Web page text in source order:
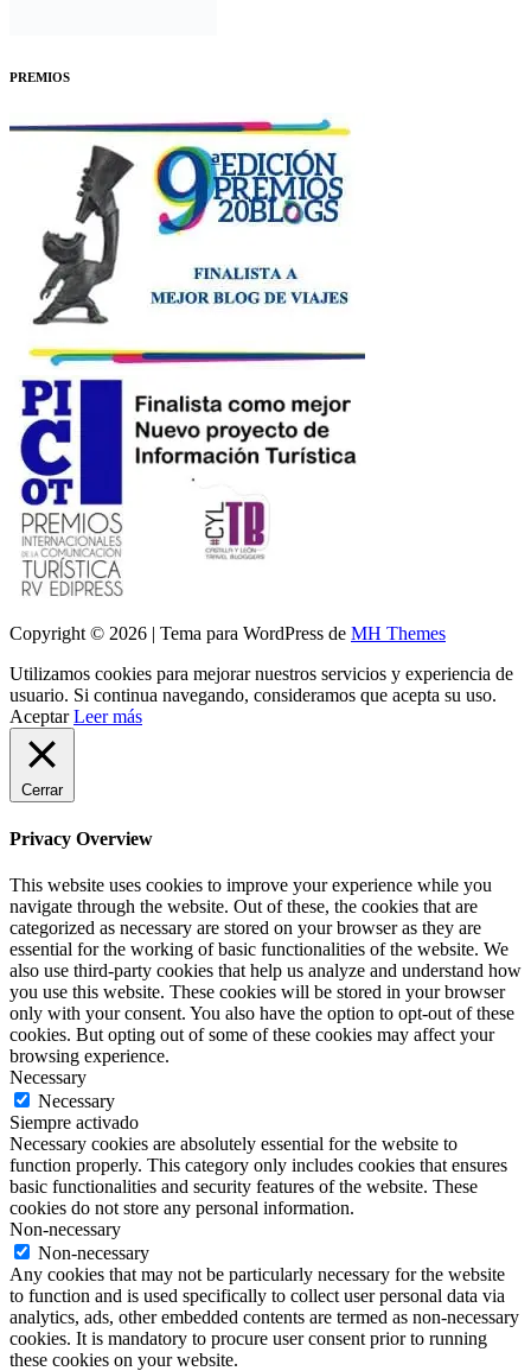
PREMIOS
Copyright © 2026 | Tema para WordPress de MH Themes
Utilizamos cookies para mejorar nuestros servicios y experiencia de
usuario. Si continua navegando, consideramos que acepta su uso.
Aceptar Leer más
Cerrar
Privacy Overview
This website uses cookies to improve your experience while you
navigate through the website. Out of these, the cookies that are
categorized as necessary are stored on your browser as they are
essential for the working of basic functionalities of the website. We
also use third-party cookies that help us analyze and understand how
you use this website. These cookies will be stored in your browser
only with your consent. You also have the option to opt-out of these
cookies. But opting out of some of these cookies may affect your
browsing experience.
Necessary
Necessary
Siempre activado
Necessary cookies are absolutely essential for the website to
function properly. This category only includes cookies that ensures
basic functionalities and security features of the website. These
cookies do not store any personal information.
Non-necessary
Non-necessary
Any cookies that may not be particularly necessary for the website
to function and is used specifically to collect user personal data via
analytics, ads, other embedded contents are termed as non-necessary
cookies. It is mandatory to procure user consent prior to running
these cookies on your website.